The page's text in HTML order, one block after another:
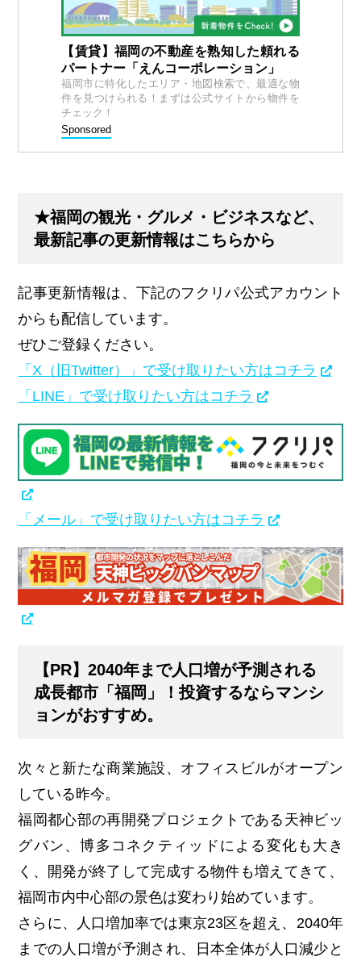
【賃貸】福岡の不動産を熟知した頼れる
パートナー「えんコーポレーション」
福岡市に特化したエリア・地図検索で、最適な物
件を見つけられる！まずは公式サイトから物件を
チェック！
Sponsored
★福岡の観光・グルメ・ビジネスなど、
最新記事の更新情報はこちらから
記事更新情報は、下記のフクリパ公式アカウント
からも配信しています。
ぜひご登録ください。
「X（旧Twitter）」で受け取りたい方はコチラ
「LINE」で受け取りたい方はコチラ
「メール」で受け取りたい方はコチラ
【PR】2040年まで人口増が予測される
成長都市「福岡」！投資するならマンシ
ョンがおすすめ。
次々と新たな商業施設、オフィスビルがオープン
している昨今。
福岡都心部の再開発プロジェクトである天神ビッ
グバン、博多コネクティッドによる変化も大き
く、開発が終了して完成する物件も増えてきて、
福岡市内中心部の景色は変わり始めています。
さらに、人口増加率では東京23区を超え、2040年
までの人口増が予測され、日本全体が人口減少と